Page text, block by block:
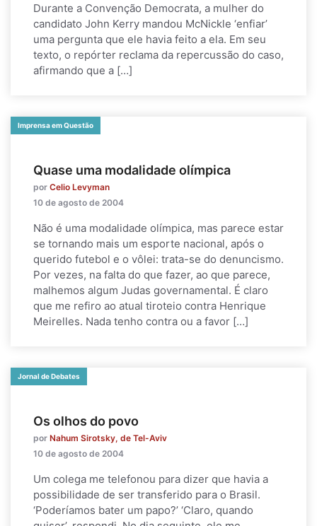
Durante a Convenção Democrata, a mulher do
candidato John Kerry mandou McNickle ‘enfiar’
uma pergunta que ele havia feito a ela. Em seu
texto, o repórter reclama da repercussão do caso,
afirmando que a […]
Imprensa em Questão
Quase uma modalidade olímpica
por Celio Levyman
10 de agosto de 2004
Não é uma modalidade olímpica, mas parece estar
se tornando mais um esporte nacional, após o
querido futebol e o vôlei: trata-se do denuncismo.
Por vezes, na falta do que fazer, ao que parece,
malhemos algum Judas governamental. É claro
que me refiro ao atual tiroteio contra Henrique
Meirelles. Nada tenho contra ou a favor […]
Jornal de Debates
Os olhos do povo
por Nahum Sirotsky, de Tel-Aviv
10 de agosto de 2004
Um colega me telefonou para dizer que havia a
possibilidade de ser transferido para o Brasil.
‘Poderíamos bater um papo?’ ‘Claro, quando